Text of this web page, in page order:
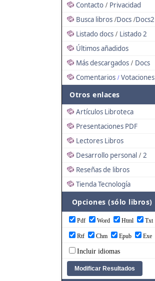
Contacto / Privacidad
Busca libros /Docs /Docs2
Listado docs / Listado 2
Últimos añadidos
Más descargados / Docs
Comentarios / Votaciones
Otros enlaces
Artículos Libroteca
Presentaciones PDF
Lectores Libros
Desarrollo personal / 2
Reseñas de libros
Tienda Tecnología
Opciones (sólo libros)
Pdf Word Html Txt
Rtf Chm Epub Exe
Incluir idiomas